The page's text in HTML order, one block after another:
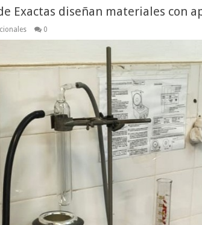
Exactas diseñan materiales con
0